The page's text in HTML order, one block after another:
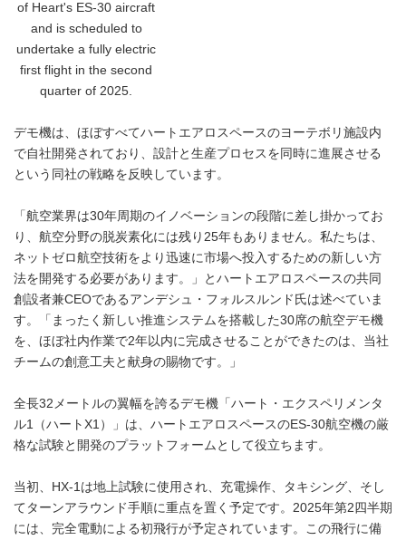
of Heart's ES-30 aircraft
and is scheduled to
undertake a fully electric
first flight in the second
quarter of 2025.
デモ機は、ほぼすべてハートエアロスペースのヨーテボリ施設内
で自社開発されており、設計と生産プロセスを同時に進展させる
という同社の戦略を反映しています。
「航空業界は30年周期のイノベーションの段階に差し掛かってお
り、航空分野の脱炭素化には残り25年もありません。私たちは、
ネットゼロ航空技術をより迅速に市場へ投入するための新しい方
法を開発する必要があります。」とハートエアロスペースの共同
創設者兼CEOであるアンデシュ・フォルスルンド氏は述べていま
す。「まったく新しい推進システムを搭載した30席の航空デモ機
を、ほぼ社内作業で2年以内に完成させることができたのは、当社
チームの創意工夫と献身の賜物です。」
全長32メートルの翼幅を誇るデモ機「ハート・エクスペリメンタ
ル1（ハートX1）」は、ハートエアロスペースのES-30航空機の厳
格な試験と開発のプラットフォームとして役立ちます。
当初、HX-1は地上試験に使用され、充電操作、タキシング、そし
てターンアラウンド手順に重点を置く予定です。2025年第2四半期
には、完全電動による初飛行が予定されています。この飛行に備